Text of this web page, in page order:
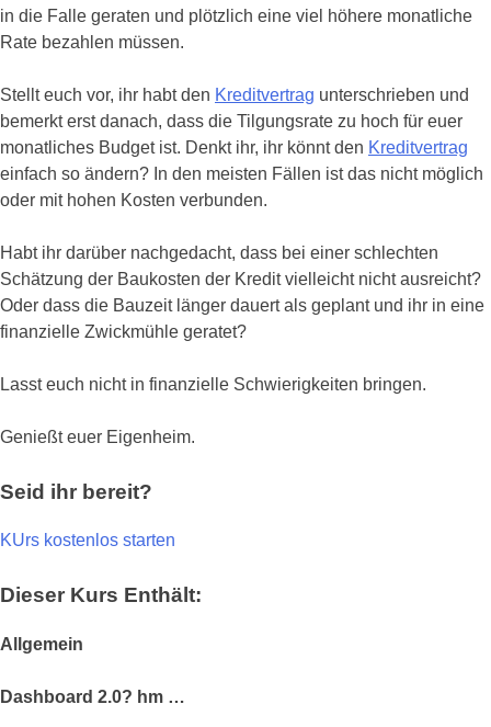
in die Falle geraten und plötzlich eine viel höhere monatliche
Rate bezahlen müssen.
Stellt euch vor, ihr habt den Kreditvertrag unterschrieben und
bemerkt erst danach, dass die Tilgungsrate zu hoch für euer
monatliches Budget ist. Denkt ihr, ihr könnt den Kreditvertrag
einfach so ändern? In den meisten Fällen ist das nicht möglich
oder mit hohen Kosten verbunden.
Habt ihr darüber nachgedacht, dass bei einer schlechten
Schätzung der Baukosten der Kredit vielleicht nicht ausreicht?
Oder dass die Bauzeit länger dauert als geplant und ihr in eine
finanzielle Zwickmühle geratet?
Lasst euch nicht in finanzielle Schwierigkeiten bringen.
Genießt euer Eigenheim.
Seid ihr bereit?
KUrs kostenlos starten
Dieser Kurs Enthält:
Allgemein
Dashboard 2.0? hm …